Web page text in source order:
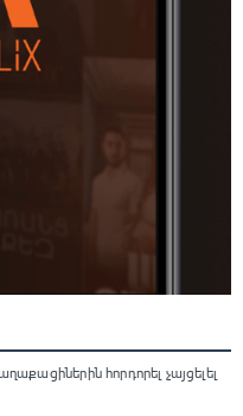
հորդորել չայցելել